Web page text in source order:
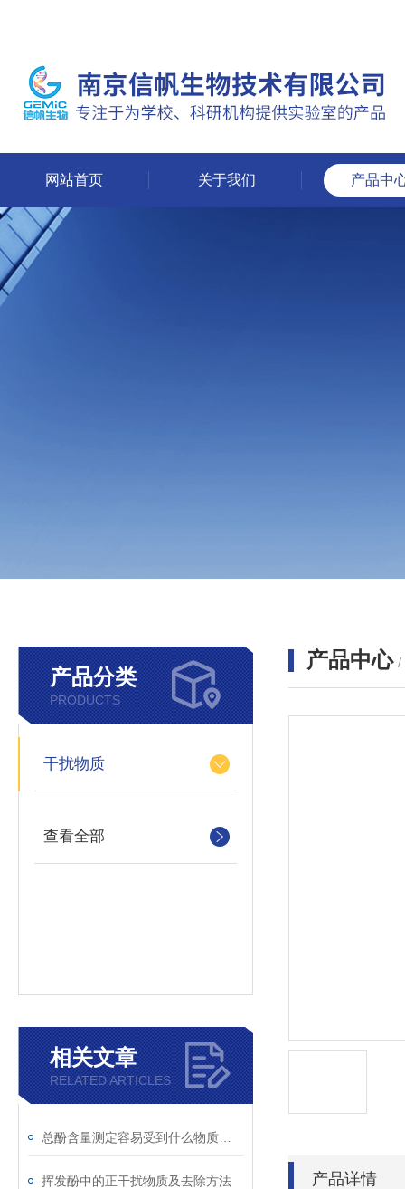
网站首页 关于我们 产品中
产品分类
PRODUCTS
干扰物质
查看全部
相关文章
RELATED ARTICLES
挥发酚中的正干扰物质及去除方法
产品中心 /
产品详情